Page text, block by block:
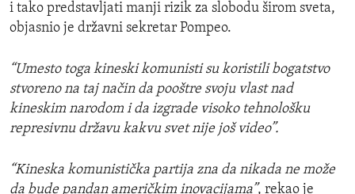
i tako predstavljati manji rizik za slobodu širom sveta,
objasnio je državni sekretar Pompeo.
“Umesto toga kineski komunisti su koristili bogatstvo
stvoreno na taj način da pooštre svoju vlast nad
kineskim narodom i da izgrade visoko tehnološku
represivnu državu kakvu svet nije još video”.
“Kineska komunistička partija zna da nikada ne može
da bude pandan američkim inovacijama”, rekao je